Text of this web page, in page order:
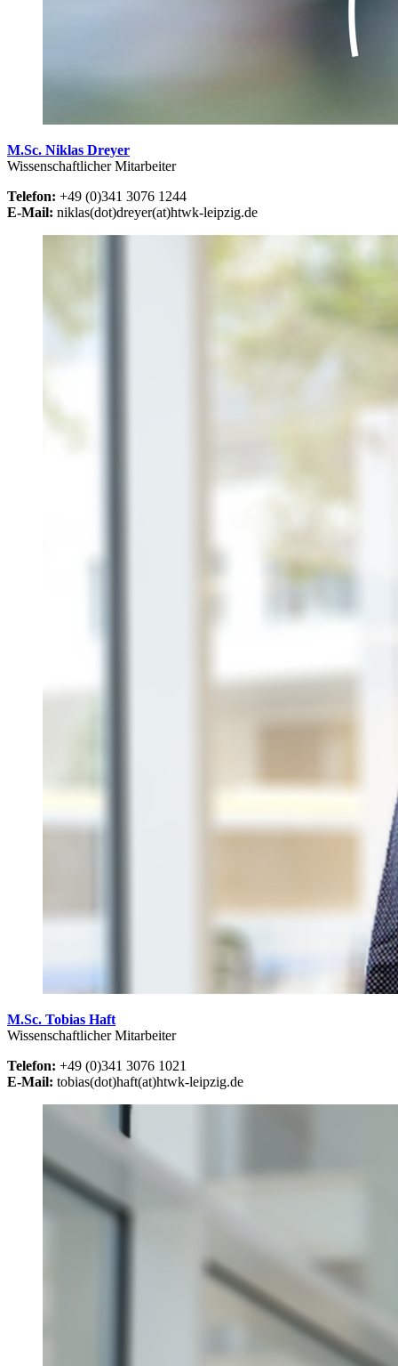
M.Sc. Niklas Dreyer
Wissenschaftlicher Mitarbeiter
Telefon: +49 (0)341 3076 1244
E-Mail: niklas(dot)dreyer(at)htwk-leipzig.de
M.Sc. Tobias Haft
Wissenschaftlicher Mitarbeiter
Telefon: +49 (0)341 3076 1021
E-Mail: tobias(dot)haft(at)htwk-leipzig.de